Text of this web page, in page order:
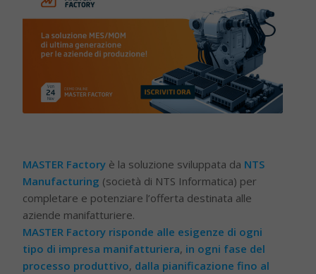
MASTER Factory è la soluzione sviluppata da NTS
Manufacturing (società di NTS Informatica) per
completare e potenziare l’offerta destinata alle
aziende manifatturiere.
MASTER Factory risponde alle esigenze di ogni
tipo di impresa manifatturiera, in ogni fase del
processo produttivo, dalla pianificazione fino al